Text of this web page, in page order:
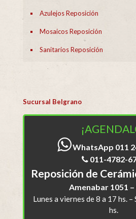
Azulejos Reposición
Mosaicos Reposición
Sanitarios Reposición
Sucursal Belgrano
WhatsApp 011
011-4782-
Reposición de
Amenabar 1051
Lunes a viernes de 8 a 17 hs. –
hs.